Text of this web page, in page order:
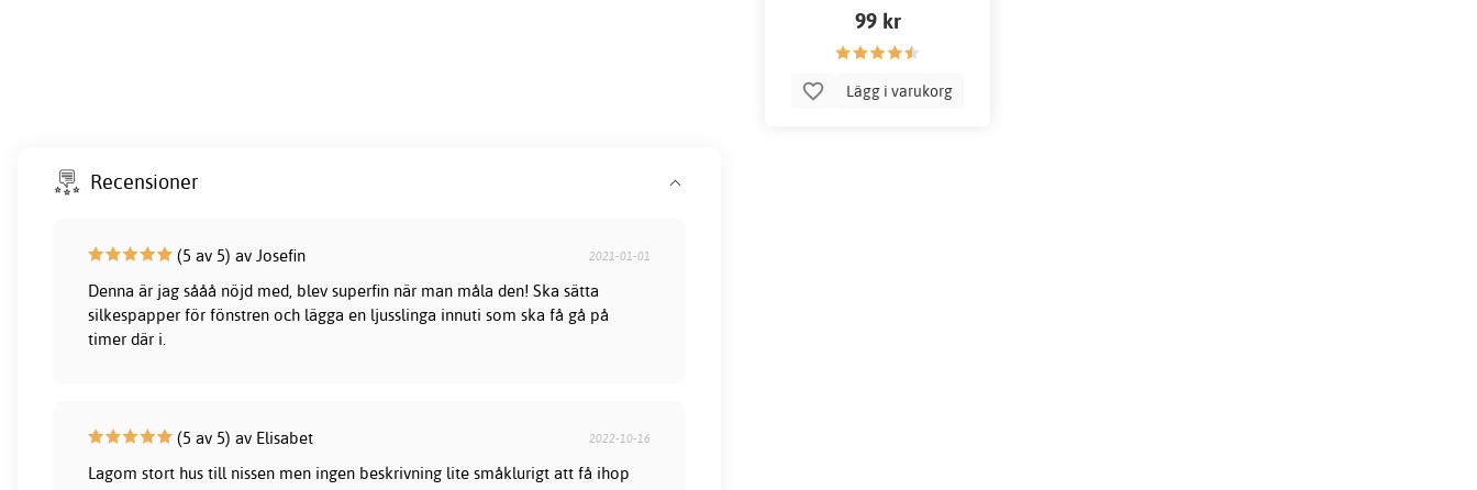
består av en dörr, en stege
och en brevlåda.
99 kr
Lägg i varukorg
Recensioner
(5 av 5) av Josefin 2021-01-01
Denna är jag sååå nöjd med, blev superfin när man måla den! Ska sätta
silkespapper för fönstren och lägga en ljusslinga innuti som ska få gå på
timer där i.
(5 av 5) av Elisabet 2022-10-16
Lagom stort hus till nissen men ingen beskrivning lite småklurigt att få ihop